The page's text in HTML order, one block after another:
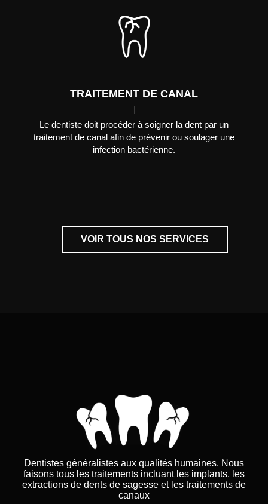
TRAITEMENT DE CANAL
Le dentiste doit procéder à soigner la dent par un
traitement de canal afin de prévenir ou soulager une
infection bactérienne.
VOIR TOUS NOS SERVICES
Dentistes généralistes aux qualités humaines. Nous
faisons tous les traitements incluant les implants, les
extractions de dents de sagesse et les traitements de
canaux